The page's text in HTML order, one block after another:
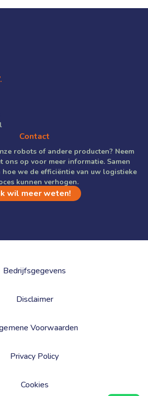
Contact
robots of andere producten? Neem
ons op voor meer informatie. Samen
we de efficiëntie van uw logistieke
kunnen verhogen.
wil meer weten!
Bedrijfsgegevens
Disclaimer
Voorwaarden
Privacy Policy
Cookies